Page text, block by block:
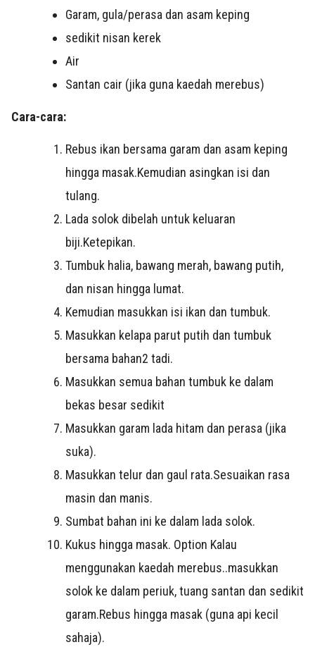
Garam, gula/perasa dan asam keping
sedikit nisan kerek
Air
Santan cair (jika guna kaedah merebus)
Cara-cara:
Rebus ikan bersama garam dan asam keping
hingga masak.Kemudian asingkan isi dan
tulang.
Lada solok dibelah untuk keluaran
biji.Ketepikan.
Tumbuk halia, bawang merah, bawang putih,
dan nisan hingga lumat.
Kemudian masukkan isi ikan dan tumbuk.
Masukkan kelapa parut putih dan tumbuk
bersama bahan2 tadi.
Masukkan semua bahan tumbuk ke dalam
bekas besar sedikit
Masukkan garam lada hitam dan perasa (jika
suka).
Masukkan telur dan gaul rata.Sesuaikan rasa
masin dan manis.
Sumbat bahan ini ke dalam lada solok.
Kukus hingga masak. Option Kalau
menggunakan kaedah merebus..masukkan
solok ke dalam periuk, tuang santan dan sedikit
garam.Rebus hingga masak (guna api kecil
sahaja).